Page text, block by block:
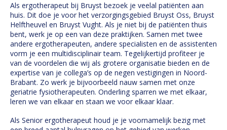
Als ergotherapeut bij Bruyst bezoek je veelal patiënten aan
huis. Dit doe je voor het verzorgingsgebied Bruyst Oss, Bruyst
Helftheuvel en Bruyst Vught. Als je niet bij de patiënten thuis
bent, werk je op een van deze praktijken. Samen met twee
andere ergotherapeuten, andere specialisten en de assistenten
vorm je een multidisciplinair team. Tegelijkertijd profiteer je
van de voordelen die wij als grotere organisatie bieden en de
expertise van je collega’s op de negen vestigingen in Noord-
Brabant. Zo werk je bijvoorbeeld nauw samen met onze
geriatrie fysiotherapeuten. Onderling sparren we met elkaar,
leren we van elkaar en staan we voor elkaar klaar.
Als Senior ergotherapeut houd je je voornamelijk bezig met